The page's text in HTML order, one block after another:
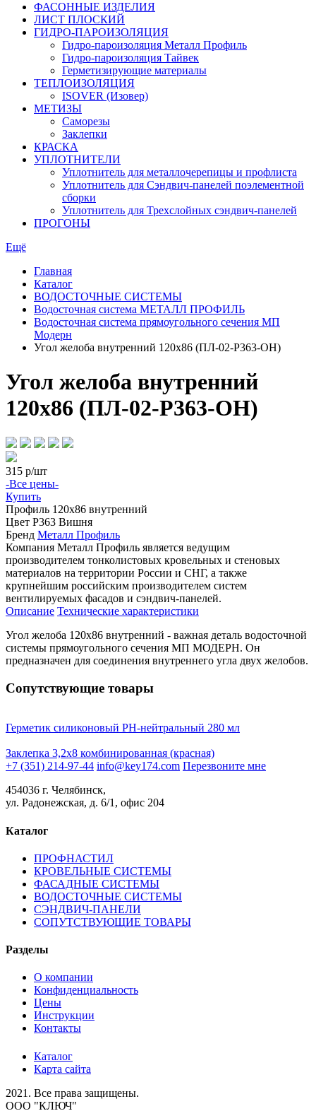
ФАСОННЫЕ ИЗДЕЛИЯ
ЛИСТ ПЛОСКИЙ
ГИДРО-ПАРОИЗОЛЯЦИЯ
Гидро-пароизоляция Металл Профиль
Гидро-пароизоляция Тайвек
Герметизирующие материалы
ТЕПЛОИЗОЛЯЦИЯ
ISOVER (Изовер)
МЕТИЗЫ
Саморезы
Заклепки
КРАСКА
УПЛОТНИТЕЛИ
Уплотнитель для металлочерепицы и профлиста
Уплотнитель для Сэндвич-панелей поэлементной
сборки
Уплотнитель для Трехслойных сэндвич-панелей
ПРОГОНЫ
Ещё
Главная
Каталог
ВОДОСТОЧНЫЕ СИСТЕМЫ
Водосточная система МЕТАЛЛ ПРОФИЛЬ
Водосточная система прямоугольного сечения МП
Модерн
Угол желоба внутренний 120х86 (ПЛ-02-Р363-ОН)
Угол желоба внутренний
120х86 (ПЛ-02-Р363-ОН)
315 р/шт
-Все цены-
Купить
Профиль 120х86 внутренний
Цвет P363 Вишня
Бренд Металл Профиль
Компания Металл Профиль является ведущим
производителем тонколистовых кровельных и стеновых
материалов на территории России и СНГ, а также
крупнейшим российским производителем систем
вентилируемых фасадов и сэндвич-панелей.
Описание Технические характеристики
Угол желоба 120х86 внутренний - важная деталь водосточной
системы прямоугольного сечения МП МОДЕРН. Он
предназначен для соединения внутреннего угла двух желобов.
Сопутствующие товары
Герметик силиконовый PH-нейтральный 280 мл
Заклепка 3,2х8 комбинированная (красная)
+7 (351) 214-97-44 info@key174.com Перезвоните мне
454036 г. Челябинск,
ул. Радонежская, д. 6/1, офис 204
Каталог
ПРОФНАСТИЛ
КРОВЕЛЬНЫЕ СИСТЕМЫ
ФАСАДНЫЕ СИСТЕМЫ
ВОДОСТОЧНЫЕ СИСТЕМЫ
СЭНДВИЧ-ПАНЕЛИ
СОПУТСТВУЮЩИЕ ТОВАРЫ
Разделы
О компании
Конфиденциальность
Цены
Инструкции
Контакты
Каталог
Карта сайта
2021. Все права защищены.
ООО "КЛЮЧ"